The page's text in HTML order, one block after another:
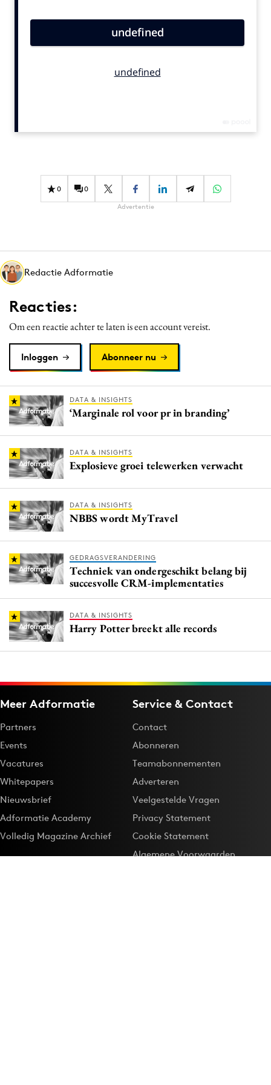
Carriere
Diversiteit
Interne communicatie
Martech
Media
Merkstrategie
PR
Purpose Marketing
Reputatie & crisis
0 0
Advertentie
Redactie Adformatie
Reacties:
Om een reactie achter te laten is een account vereist.
Inloggen Abonneer nu
DATA & INSIGHTS
‘Marginale rol voor pr in branding’
DATA & INSIGHTS
Explosieve groei telewerken verwacht
DATA & INSIGHTS
NBBS wordt MyTravel
GEDRAGSVERANDERING
Techniek van ondergeschikt belang bij
succesvolle CRM-implementaties
DATA & INSIGHTS
Harry Potter breekt alle records
Meer Adformatie
Partners
Events
Vacatures
Whitepapers
Nieuwsbrief
Adformatie Academy
Volledig Magazine Archief
Service & Contact
Contact
Abonneren
Teamabonnementen
Adverteren
Veelgestelde Vragen
Privacy Statement
Cookie Statement
Algemene Voorwaarden